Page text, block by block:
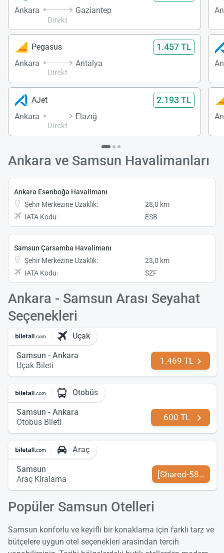
Ankara
Direkt
Gaziantep
Pegasus 1.457 TL
Ankara
Direkt
Antalya
AJet 2.193 TL
Ankara
Direkt
Elazığ
Ankara ve Samsun Havalimanları
Ankara Esenboğa Havalimanı
Şehir Merkezine Uzaklık:
28,0 km
IATA Kodu:
ESB
Samsun Çarsamba Havalimanı
Şehir Merkezine Uzaklık:
23,0 km
IATA Kodu:
SZF
Ankara - Samsun Arası Seyahat
Seçenekleri
Uçak
Samsun - Ankara
Uçak Bileti
1.469 TL
Otobüs
Samsun - Ankara
Otobüs Bileti
600 TL
Araç
Samsun
Araç Kiralama
[Shared-589-tr-
Popüler Samsun Otelleri
Samsun konforlu ve keyifli bir konaklama için farklı tarz ve
bütçelere uygun otel seçenekleri arasından tercih